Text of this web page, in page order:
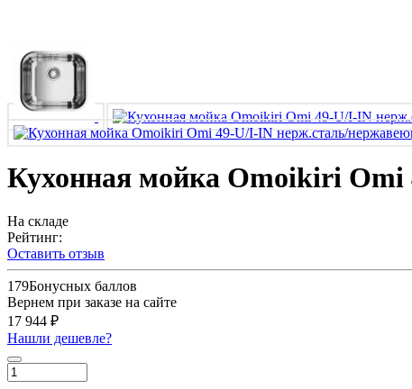
Кухонная мойка Omoikiri
На складе
Рейтинг:
Оставить отзыв
179Бонусных баллов
Вернем при заказе на сайте
17 944 ₽
Нашли дешевле?